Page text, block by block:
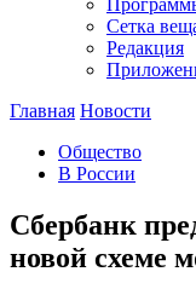
Сетка
Редакция
Главная Новости
Общество
В России
Сбербанк
новой схеме